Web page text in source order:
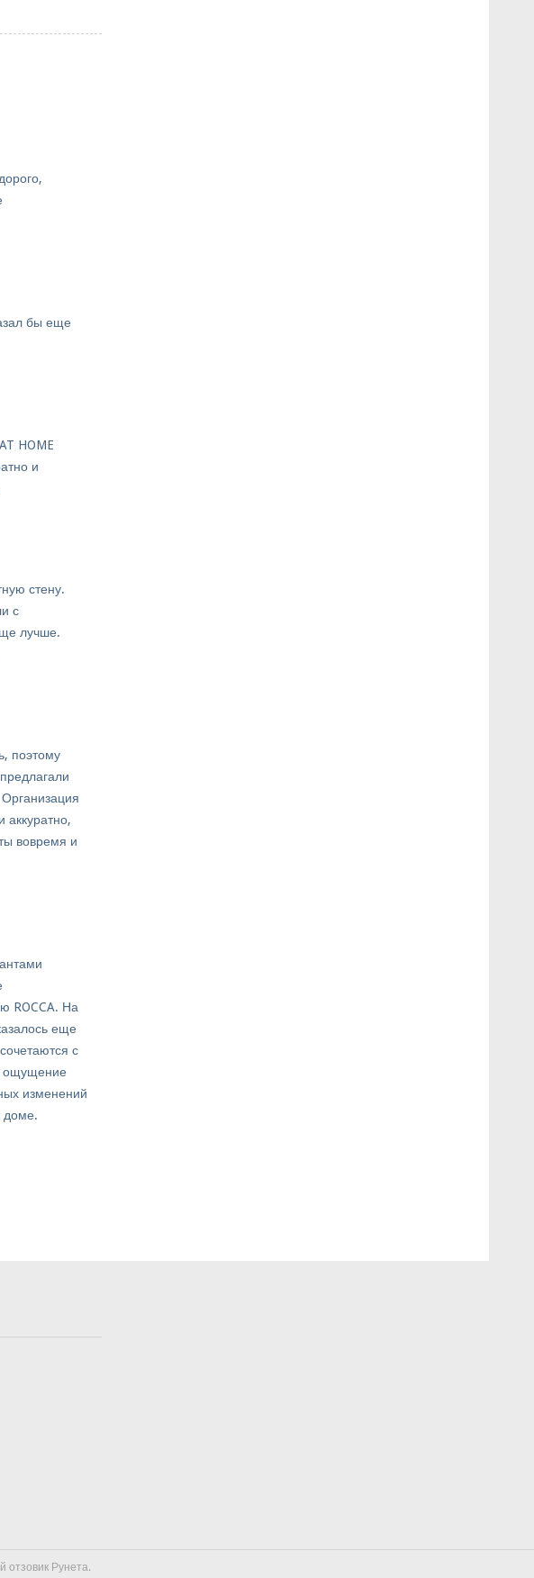
бы еще
HOME
и
стену.
с
лучше.
поэтому
аккуратно,
вовремя и
ROCCA. На
еще
с
ощущение
изменений
доме.
Рунета.